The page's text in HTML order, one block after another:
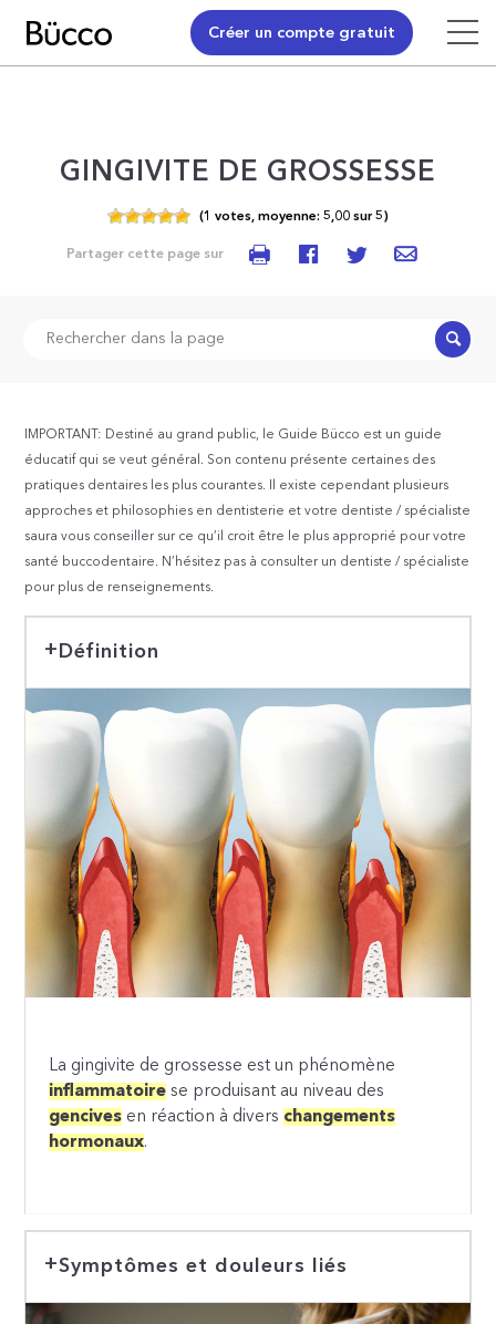
Créer un compte gratuit
GINGIVITE DE GROSSESSE
(1 votes, moyenne: 5,00 sur5)
Partager cette page sur
IMPORTANT: Destiné au grand public, le Guide Bücco est un guide
éducatif qui se veut général. Son contenu présente certaines des
pratiques dentaires les plus courantes. Il existe cependant plusieurs
approches et philosophies en dentisterie et votre dentiste / spécialiste
saura vous conseiller sur ce qu’il croit être le plus approprié pour votre
santé buccodentaire. N’hésitez pas à consulter un dentiste / spécialiste
pour plus de renseignements.
Définition
La gingivite de grossesse est un phénomène
inflammatoire se produisant au niveau des
gencives en réaction à divers changements
hormonaux.
Symptômes et douleurs liés